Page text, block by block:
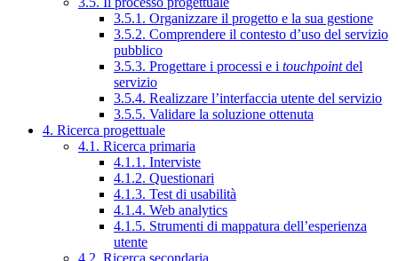
3.5.1. Organizzare il progetto e la sua gestione
3.5.2. Comprendere il contesto d’uso del servizio
pubblico
3.5.3. Progettare i processi e i touchpointdel
servizio
3.5.4. Realizzare l’interfaccia utente del servizio
3.5.5. Validare la soluzione ottenuta
4. Ricerca progettuale
4.1. Ricerca primaria
4.1.1. Interviste
4.1.2. Questionari
4.1.3. Test di usabilità
4.1.4. Web analytics
4.1.5. Strumenti di mappatura dell’esperienza
utente
4.2. Ricerca secondaria